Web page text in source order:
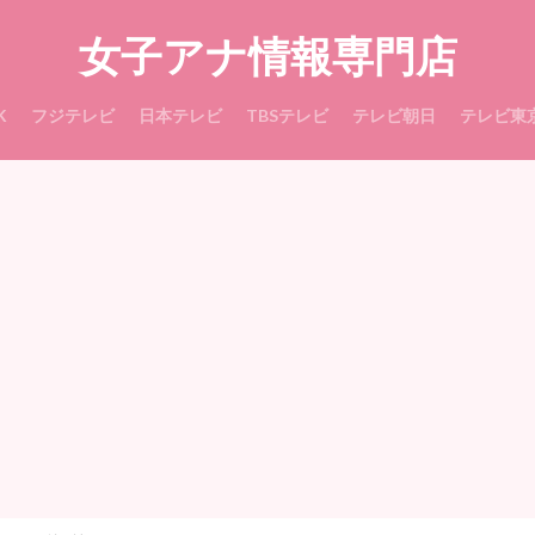
女子アナ情報専門店
フジテレビ 日本テレビ TBSテレビ テレビ朝日 テレビ東